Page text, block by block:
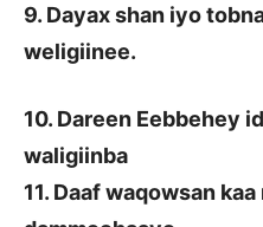
9. Dayax shan iyo
weligiinee.
10. Dareen Eebbehey
waligiinba
11. Daaf waqowsan